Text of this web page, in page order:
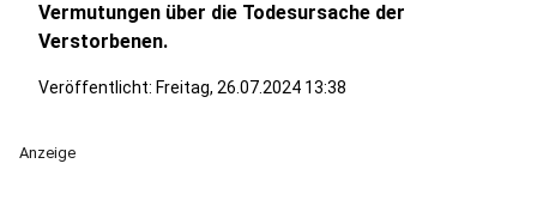
Vermutungen über die Todesursache der
Verstorbenen.
Veröffentlicht: Freitag, 26.07.2024 13:38
Anzeige